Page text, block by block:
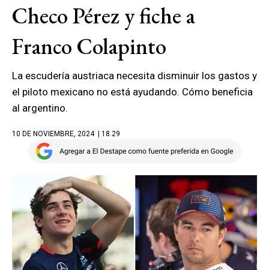
Checo Pérez y fiche a
Franco Colapinto
La escudería austriaca necesita disminuir los gastos y
el piloto mexicano no está ayudando. Cómo beneficia
al argentino.
10 DE NOVIEMBRE, 2024 | 18.29